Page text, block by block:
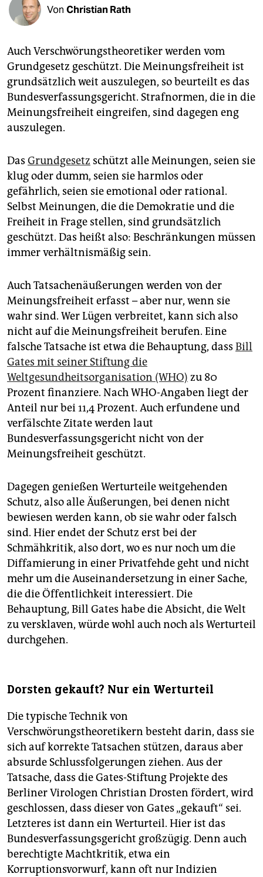
shop
fragen & hilfe
unterstützen
abo
genossenschaft
epaper login
Von Christian Rath
Auch Verschwörungstheoretiker werden vom
Grundgesetz geschützt. Die Meinungsfreiheit ist
grundsätzlich weit auszulegen, so beurteilt es das
Bundesverfassungsgericht. Strafnormen, die in die
Meinungsfreiheit eingreifen, sind dagegen eng
auszulegen.
Das Grundgesetz schützt alle Meinungen, seien sie
klug oder dumm, seien sie harmlos oder
gefährlich, seien sie emotional oder rational.
Selbst Meinungen, die die Demokratie und die
Freiheit in Frage stellen, sind grundsätzlich
geschützt. Das heißt also: Beschränkungen müssen
immer verhältnismäßig sein.
Auch Tatsachenäußerungen werden von der
Meinungsfreiheit erfasst – aber nur, wenn sie
wahr sind. Wer Lügen verbreitet, kann sich also
nicht auf die Meinungsfreiheit berufen. Eine
falsche Tatsache ist etwa die Behauptung, dass Bill
Gates mit seiner Stiftung die
Weltgesundheitsorganisation (WHO) zu 80
Prozent finanziere. Nach WHO-Angaben liegt der
Anteil nur bei 11,4 Prozent. Auch erfundene und
verfälschte Zitate werden laut
Bundesverfassungsgericht nicht von der
Meinungsfreiheit geschützt.
Dagegen genießen Werturteile weitgehenden
Schutz, also alle Äußerungen, bei denen nicht
bewiesen werden kann, ob sie wahr oder falsch
sind. Hier endet der Schutz erst bei der
Schmähkritik, also dort, wo es nur noch um die
Diffamierung in einer Privatfehde geht und nicht
mehr um die Auseinandersetzung in einer Sache,
die die Öffentlichkeit interessiert. Die
Behauptung, Bill Gates habe die Absicht, die Welt
zu versklaven, würde wohl auch noch als Werturteil
durchgehen.
Dorsten gekauft? Nur ein Werturteil
Die typische Technik von
Verschwörungstheoretikern besteht darin, dass sie
sich auf korrekte Tatsachen stützen, daraus aber
absurde Schlussfolgerungen ziehen. Aus der
Tatsache, dass die Gates-Stiftung Projekte des
Berliner Virologen Christian Drosten fördert, wird
geschlossen, dass dieser von Gates „gekauft“ sei.
Letzteres ist dann ein Werturteil. Hier ist das
Bundesverfassungsgericht großzügig. Denn auch
berechtigte Machtkritik, etwa ein
Korruptionsvorwurf, kann oft nur Indizien